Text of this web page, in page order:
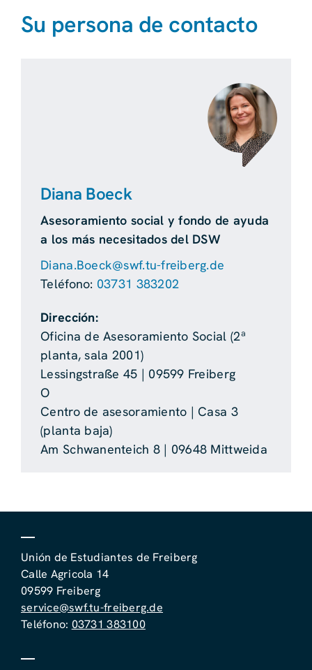
Su persona de contacto
Diana Boeck
Asesoramiento social y fondo de ayuda
a los más necesitados del DSW
Diana.Boeck@swf.tu-freiberg.de
Teléfono: 03731 383202
Dirección:
Oficina de Asesoramiento Social (2ª
planta, sala 2001)
Lessingstraße 45 | 09599 Freiberg
O
Centro de asesoramiento | Casa 3
(planta baja)
Am Schwanenteich 8 | 09648 Mittweida
Unión de Estudiantes de Freiberg
Calle Agricola 14
09599 Freiberg
service@swf.tu-freiberg.de
Teléfono: 03731 383100